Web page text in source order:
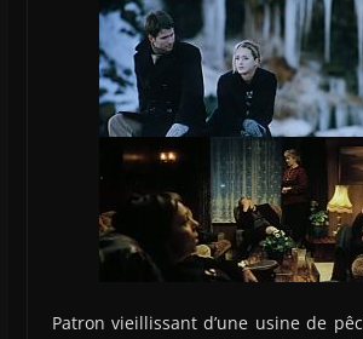
Patron vieillissant d’une usine de